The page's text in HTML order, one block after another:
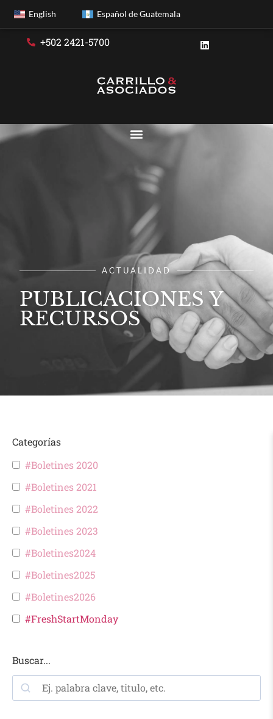
English Español de Guatemala
+502 2421-5700
ACTUALIDAD
PUBLICACIONES Y
RECURSOS
Categorías
#Boletines 2020
#Boletines 2021
#Boletines 2022
#Boletines 2023
#Boletines2024
#Boletines2025
#Boletines2026
#FreshStartMonday
Buscar...